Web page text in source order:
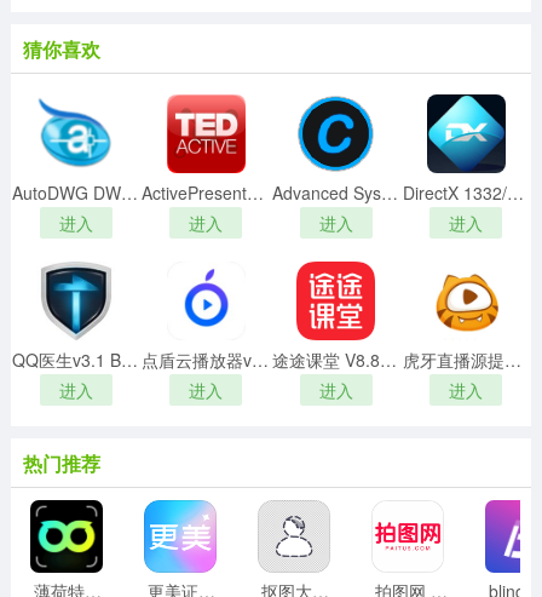
让用户能在兴趣社区中找到自己关心的问题和解决方案，
在彼此沟通的过程中学习，在学习的过程中彼此联系、分
享，与交往，如果你遇到了美容上的问题可以发布你的疑
问，让专家或资深美容达人来帮你解决问题，如果你是资
深美容达人，可以在这里发布你的主题。
猜你喜欢
AutoDWG DWGSee Pro 2020v5.5.2.2完美激活版
进入
ActivePresenter Professional(屏幕教学录像软件)v7.3.1中文破解版
进入
Advanced SystemCare Pro中文破解版 V15.5.0.263 永久激活版
进入
DirectX 1332/64位
进入
QQ医生v3.1 Beta 2绿色版
进入
点盾云播放器v1.1.8破解版
进入
途途课堂 V8.8.9 官方最新版
进入
虎牙直播源提取直链播放工具v1.2绿色版
进入
热门推荐
薄荷特效 1.0.0安卓版 更美证件照 v2.0.34 安卓版 抠图大师 v1.3.1 安卓版 拍图网 v1.0.4 安卓版